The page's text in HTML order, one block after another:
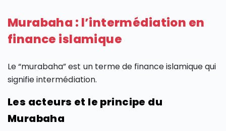
Murabaha : l’intermédiation en
finance islamique
Le “murabaha” est un terme de finance islamique qui
signifie intermédiation.
Les acteurs et le principe du
Murabaha